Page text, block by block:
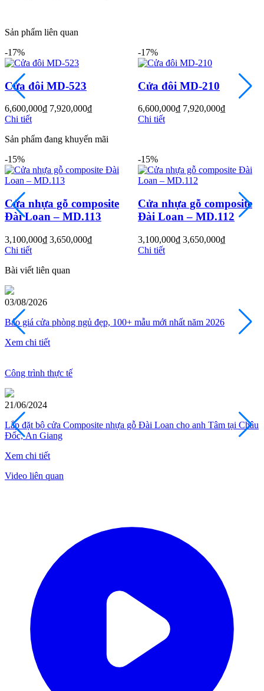
CỬA GỖ
Sản phẩm liên quan
-17%
Cửa đôi MD-210
6,600,000₫ 7,920,000
Chi tiết
-17%
Cửa hoa văn MD-614
3,000,000₫ 3,600,000
Chi tiết
Sản phẩm đang khuyến mãi
-15%
Cửa nhựa gỗ composite
Đài Loan – MD.112
3,100,000₫ 3,650,000
Chi tiết
-15%
Cửa nhựa gỗ
Đài Loan – MD.111
3,100,000₫ 3,650,000
Chi tiết
Bài viết liên quan
Báo Giá Cửa Nhựa Đài Loan Cao Cấp Mẫu Mới
Công trình thực tế
tại Châu
Modern Door lắp đặt bộ cửa Composite nhựa gỗ Đài
Đăng Khoa tại Bình Trưng Đông, quận 2
Video liên quan